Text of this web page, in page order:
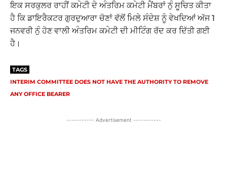
ਇਕ ਸਰਕੁਲਰ ਰਾਹੀਂ ਕਮੇਟੀ ਦੇ ਅੰਤਰਿਮ ਕਮੇਟੀ ਮੈਂਬਰਾਂ ਨੁੰ ਸੂਚਿਤ ਕੀਤਾ
ਹੈ ਕਿ ਡਾਇਰੈਕਟਰ ਗੁਰਦੁਆਰਾ ਚੋਣਾਂ ਵੱਲੋਂ ਮਿਲੇ ਸੰਦੇਸ਼ ਨੂੰ ਵੇਖਦਿਆਂ ਅੱਜ 1
ਜਨਵਰੀ ਨੁੰ ਹੋਣ ਵਾਲੀ ਅੰਤਰਿਮ ਕਮੇਟੀ ਦੀ ਮੀਟਿੰਗ ਰੱਦ ਕਰ ਦਿੱਤੀ ਗਈ
ਹੈ।
TAGS
INTERIM COMMITTEE DOES NOT HAVE THE AUTHORITY TO REMOVE
ANY OFFICE BEARER
----------- Advertisement -----------